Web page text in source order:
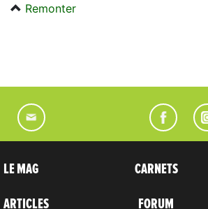
Remonter
LE MAG
ARTICLES
CARNETS
FORUM